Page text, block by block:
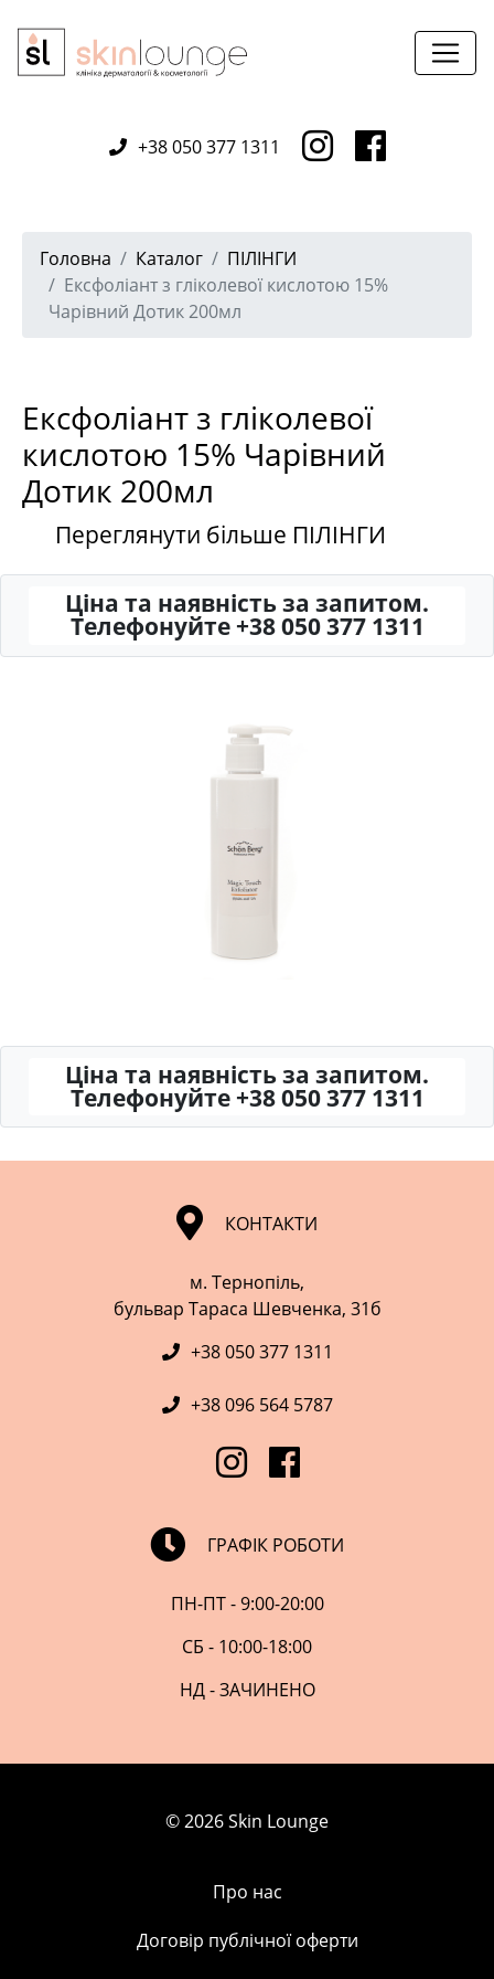
+38 050 377 1311
Головна Каталог
ПІЛІНГИ
Ексфоліант з гліколевої кислотою 15%
Чарівний Дотик 200мл
Ексфоліант з гліколевої
кислотою 15% Чарівний
Дотик 200мл
Переглянути більше ПІЛІНГИ
Ціна та наявність за запитом.
Телефонуйте +38 050 377 1311
Ціна та наявність за запитом.
Телефонуйте +38 050 377 1311
КОНТАКТИ
м. Тернопіль,
​​​​​​​бульвар Тараса Шевченка, 31б
+38 050 377 1311
+38 096 564 5787
ГРАФІК РОБОТИ
ПН-ПТ - 9:00-20:00
СБ - 10:00-18:00
НД - ЗАЧИНЕНО
© 2026 Skin Lounge
Про нас
Договір публічної оферти